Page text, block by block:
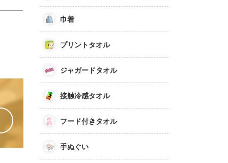
巾着
プリントタオル
ジャガードタオル
接触冷感タオル
フード付きタオル
手ぬぐい